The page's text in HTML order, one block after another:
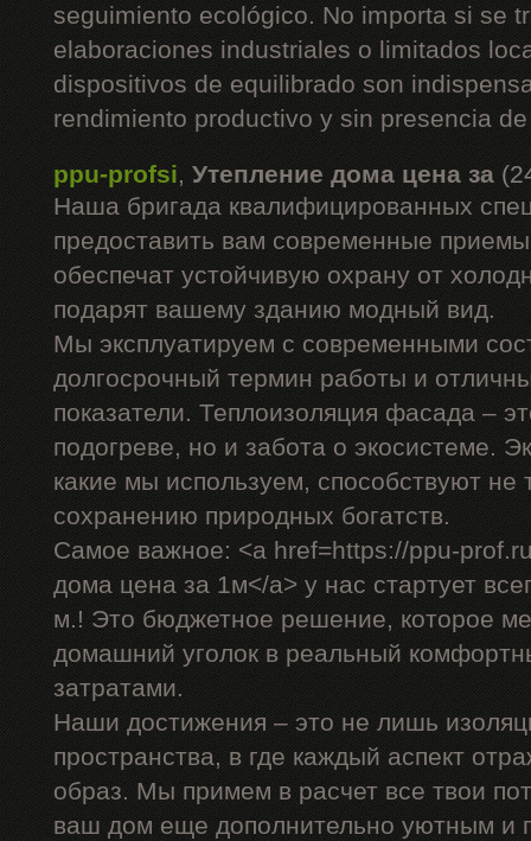
seguimiento ecológico. No importa si se
elaboraciones industriales o limitados
dispositivos de equilibrado son
rendimiento productivo y sin presencia
ppu-profsi, Утепление дома цена за
Наша бригада квалифицированных
предоставить вам современные
обеспечат устойчивую охрану от
подарят вашему зданию модный вид.
Мы эксплуатируем с современными
долгосрочный термин работы и
показатели. Теплоизоляция фасада –
подогреве, но и забота о экосистеме.
какие мы используем, способствуют не
сохранению природных богатств.
Самое важное: <a href=https://ppu-
дома цена за 1м</a> у нас стартует
м.! Это бюджетное решение, которое
домашний уголок в реальный
затратами.
Наши достижения – это не лишь
пространства, в где каждый аспект
образ. Мы примем в расчет все твои
ваш дом еще дополнительно уютным и